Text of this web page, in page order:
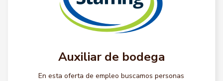
Auxiliar de bodega
En esta oferta de empleo buscamos personas